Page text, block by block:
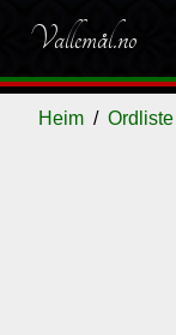
Vallemål.no
Heim Ordliste